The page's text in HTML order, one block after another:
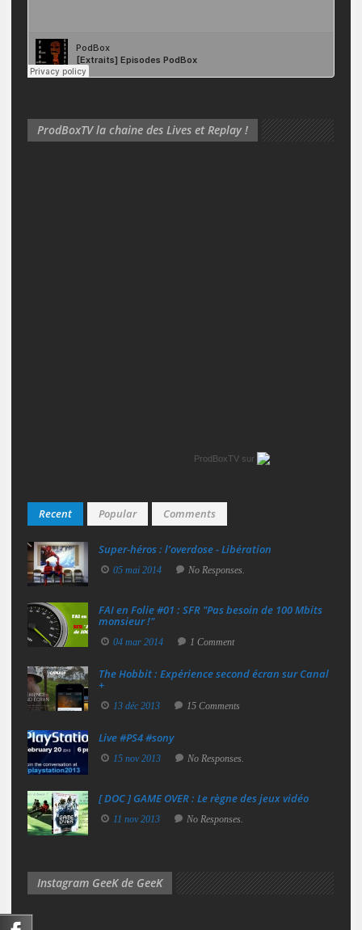
ProdBoxTV la chaine des Lives et Replay !
ProdBoxTV sur
Recent Popular Comments
Super‑héros : l’overdose - Libération
05 mai 2014 No Responses.
FAI en Folie #01 : SFR "Pas besoin de 100 Mbits
monsieur !"
04 mar 2014 1 Comment
The Hobbit : Expérience second écran sur Canal
+
13 déc 2013 15 Comments
Live #PS4 #sony
15 nov 2013 No Responses.
[ DOC ] GAME OVER : Le règne des jeux vidéo
11 nov 2013 No Responses.
Instagram GeeK de GeeK